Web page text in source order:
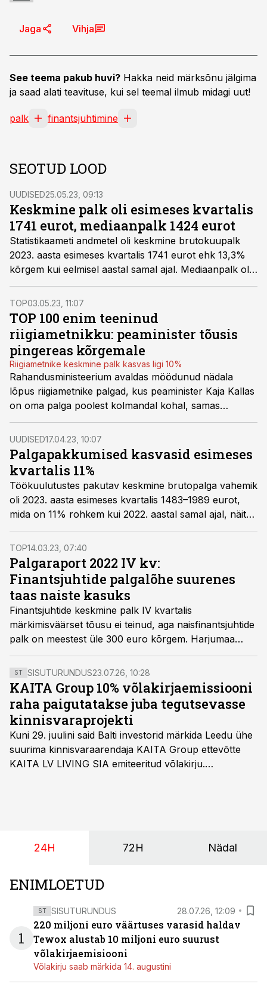
Jaga Vihja
See teema pakub huvi? Hakka neid märksõnu jälgima
ja saad alati teavituse, kui sel teemal ilmub midagi uut!
palk finantsjuhtimine
SEOTUD LOOD
UUDISED25.05.23, 09:13
Keskmine palk oli esimeses kvartalis
1741 eurot, mediaanpalk 1424 eurot
Statistikaameti andmetel oli keskmine brutokuupalk
2023. aasta esimeses kvartalis 1741 eurot ehk 13,3%
kõrgem kui eelmisel aastal samal ajal. Mediaanpalk oli
samal ajal 1424 eurot. Reaalpalk oli tänavu esimeses
kvartalis 1443 eurot ehk 3,2% väiksem kui mullu.
TOP03.05.23, 11:07
TOP 100 enim teeninud
riigiametnikku: peaminister tõusis
pingereas kõrgemale
Riigiametnike keskmine palk kasvas ligi 10%
Rahandusministeerium avaldas möödunud nädala
lõpus riigiametnike palgad, kus peaminister Kaja Kallas
on oma palga poolest kolmandal kohal, samas
möödunud aastal oli Kallas alles 11. kohal.
UUDISED17.04.23, 10:07
Palgapakkumised kasvasid esimeses
kvartalis 11%
Töökuulutustes pakutav keskmine brutopalga vahemik
oli 2023. aasta esimeses kvartalis 1483–1989 eurot,
mida on 11% rohkem kui 2022. aastal samal ajal, näitab
tööportaali CVKeskus.ee statistika.
TOP14.03.23, 07:40
Palgaraport 2022 IV kv:
Finantsjuhtide palgalõhe suurenes
taas naiste kasuks
Finantsjuhtide keskmine palk IV kvartalis
märkimisväärset tõusu ei teinud, aga naisfinantsjuhtide
palk on meestest üle 300 euro kõrgem. Harjumaa
finantsjuhid saavad aga ühe maakonna finantsjuhtidest
keskmiselt üle 1700 euro suuremat keskmist palka.
ST SISUTURUNDUS23.07.26, 10:28
KAITA Group 10% võlakirjaemissiooni
raha paigutatakse juba tegutsevasse
kinnisvaraprojekti
Kuni 29. juulini said Balti investorid märkida Leedu ühe
suurima kinnisvaraarendaja KAITA Group ettevõtte
KAITA LV LIVING SIA emiteeritud võlakirju.
24H 72H Nädal
ENIMLOETUD
1
ST SISUTURUNDUS 28.07.26, 12:09
220 miljoni euro väärtuses varasid haldav
Tewox alustab 10 miljoni euro suurust
võlakirjaemisiooni
Võlakirju saab märkida 14. augustini